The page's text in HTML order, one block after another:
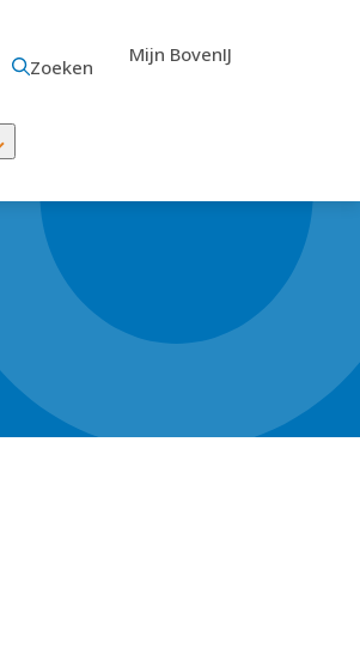
Zoeken
Mijn BovenIJ